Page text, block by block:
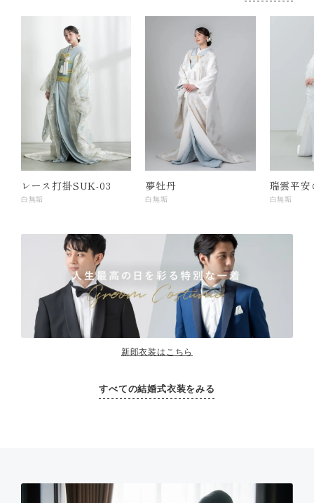
レース打掛SUK-03
白無垢
夢牡丹
白無垢
瑞雲平安
白無垢
新郎衣装はこちら
すべての結婚式衣装をみる